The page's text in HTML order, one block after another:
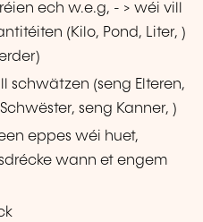
ech w.e.g, - > wéi vill
(Kilo, Pond, Liter, )
schwätzen (seng Elteren,
seng Kanner, )
eppes wéi huet,
wann et engem